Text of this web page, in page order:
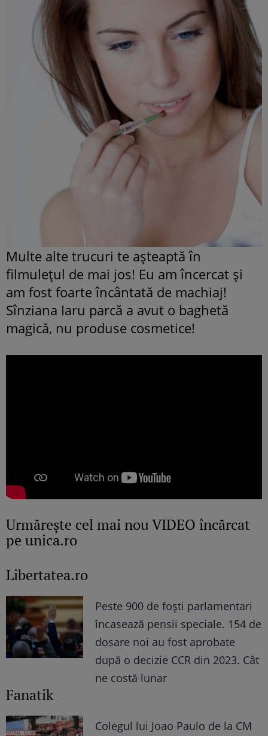
Multe alte trucuri te aşteaptă în
filmuleţul de mai jos! Eu am încercat şi
am fost foarte încântată de machiaj!
Sînziana Iaru parcă a avut o baghetă
magică, nu produse cosmetice!
Urmăreşte cel mai nou VIDEO încărcat
pe unica.ro
Libertatea.ro
Peste 900 de foști parlamentari
încasează pensii speciale. 154 de
dosare noi au fost aprobate
după o decizie CCR din 2023. Cât
ne costă lunar
Fanatik
Colegul lui Joao Paulo de la CM